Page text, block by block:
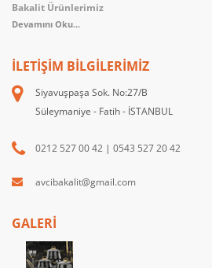
Bakalit Ürünlerimiz
Devamını Oku...
İLETIŞIM BILGILERIMIZ
Siyavuşpaşa Sok. No:27/B
Süleymaniye - Fatih - İSTANBUL
0212 527 00 42 | 0543 527 20 42
avcibakalit@gmail.com
GALERİ